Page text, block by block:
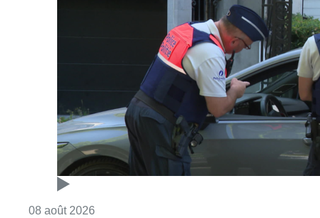
08 août 2026